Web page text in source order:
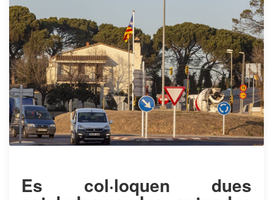
​Es col·loquen dues